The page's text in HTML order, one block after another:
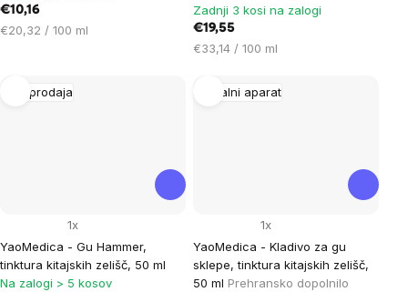
€10,16
Cena
€20,32 / 100 ml
Zadnji 3 kosi na zalogi
€19,55
Cena
enoto:
€33,14 / 100 ml
Razprodaja
YaoMedica - Gu Hammer,
tinktura kitajskih zelišč, 50 ml
1x
Na zalogi > 5 kosov
Gibalni aparat
YaoMedica - Kladivo za gu
sklepe, tinktura kitajskih zelišč,
50 ml Prehransko dopolnilo
1x